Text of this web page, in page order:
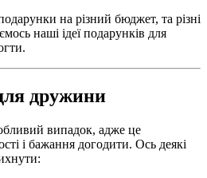
на різний бюджет, та різні
наші ідеї подарунків для
дружини
випадок, адже це
і бажання догодити. Ось деякі